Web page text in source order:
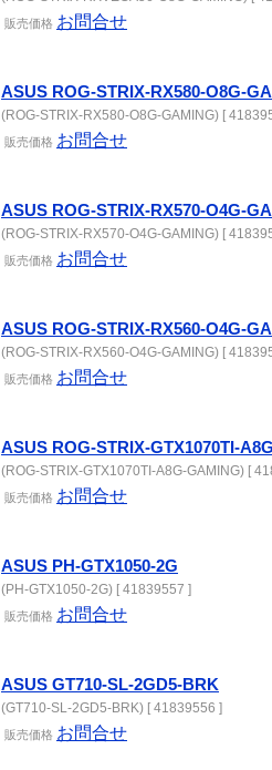
販売価格 お問合せ
ASUS ROG-STRIX-RX580-O8G-
(ROG-STRIX-RX580-O8G-GAMING) [
販売価格 お問合せ
ASUS ROG-STRIX-RX570-O4G-
(ROG-STRIX-RX570-O4G-GAMING) [
販売価格 お問合せ
ASUS ROG-STRIX-RX560-O4G-
(ROG-STRIX-RX560-O4G-GAMING) [
販売価格 お問合せ
ASUS ROG-STRIX-GTX1070TI-
(ROG-STRIX-GTX1070TI-A8G-GAMING) [
販売価格 お問合せ
ASUS PH-GTX1050-2G
(PH-GTX1050-2G) [ 41839557 ]
販売価格 お問合せ
ASUS GT710-SL-2GD5-BRK
(GT710-SL-2GD5-BRK) [ 41839556 ]
販売価格 お問合せ